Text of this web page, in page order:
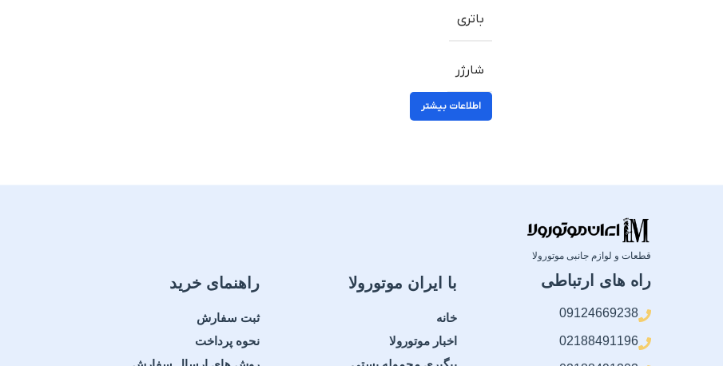
باتری
شارژر
اطلاعات بیشتر
قطعات و لوازم جانبی موتورولا
راه های ارتباطی
09124669238
02188491196
با ایران موتورولا
خانه
اخبار موتورولا
راهنمای خرید
ثبت سفارش
نحوه پرداخت